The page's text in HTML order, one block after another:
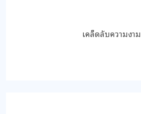
เคล็ดลับความงาม